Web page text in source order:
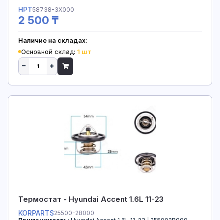
HPT58738-3X000
2 500 ₸
Наличие на складах:
Основной склад: 1 шт
Термостат - Hyundai Accent 1.6L 11-23
KORPARTS25500-2B000